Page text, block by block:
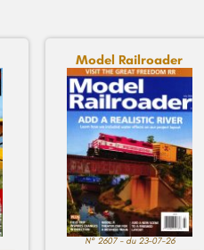
Model Railroader
N° 2607 - du 23-07-26